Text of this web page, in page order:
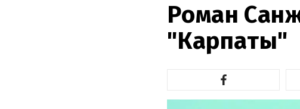
Роман
"Карпаты"